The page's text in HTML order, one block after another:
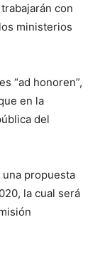
con
ministerios
“ad honoren”,
en la
del
propuesta
la cual será